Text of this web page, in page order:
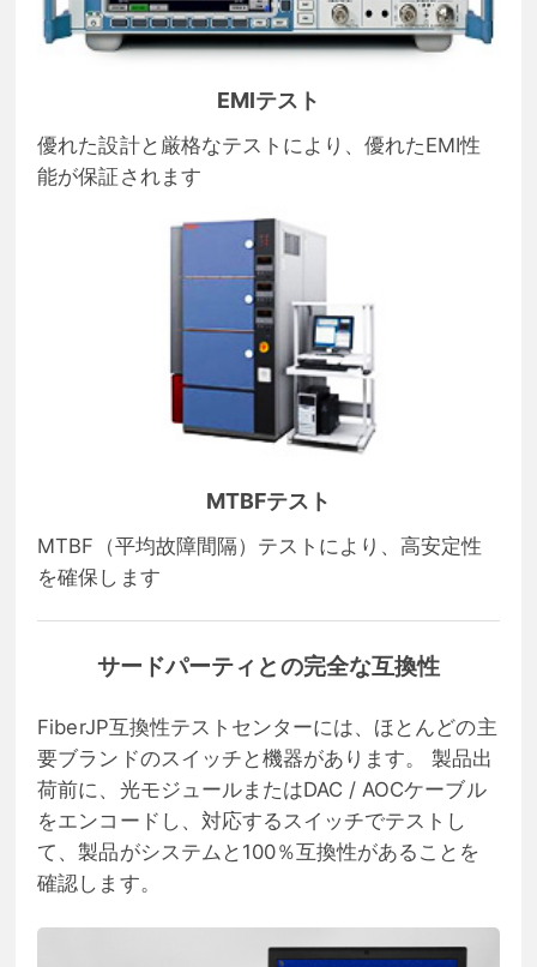
EMIテスト
優れた設計と厳格なテストにより、優れたEMI性
能が保証されます
MTBFテスト
MTBF（平均故障間隔）テストにより、高安定性
を確保します
サードパーティとの完全な互換性
FiberJP互換性テストセンターには、ほとんどの主
要ブランドのスイッチと機器があります。 製品出
荷前に、光モジュールまたはDAC / AOCケーブル
をエンコードし、対応するスイッチでテストし
て、製品がシステムと100％互換性があることを
確認します。